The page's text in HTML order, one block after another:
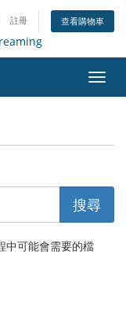
註冊 查看購物車
切
換
中可能會需要的檔